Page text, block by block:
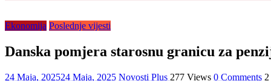
Ekonomija Poslednje vijesti
Danska pomjera starosnu granicu za
24 Maja, 202524 Maja, 2025 Novosti Plus 277 Views 0 Comments